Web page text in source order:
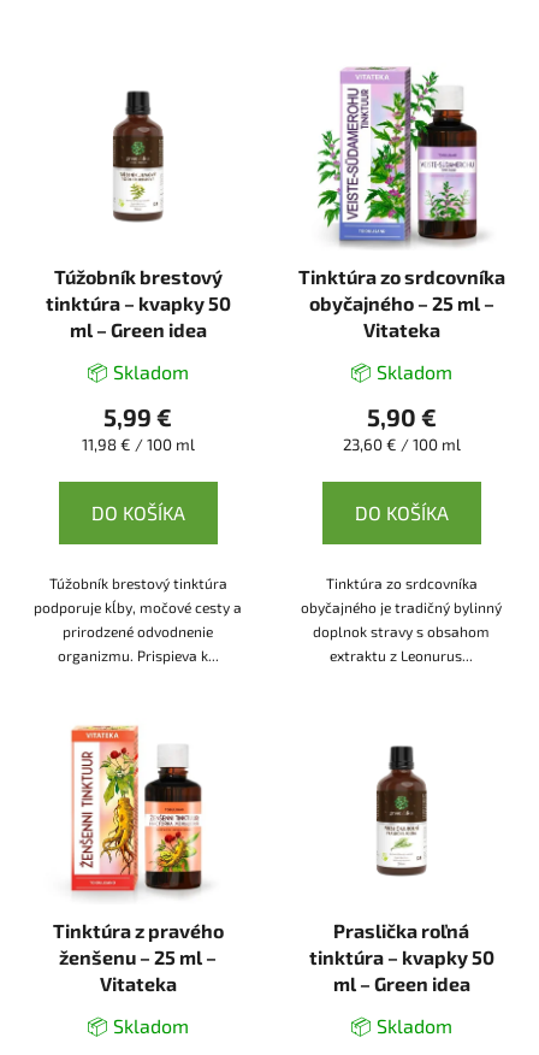
Túžobník brestový
tinktúra – kvapky 50
ml – Green idea
📦 Skladom
5,99 €
Jednotková
11,98 € / 100 ml
DO KOŠÍKA
Túžobník brestový tinktúra
podporuje kĺby, močové cesty a
prirodzené odvodnenie
organizmu. Prispieva k...
Tinktúra zo srdcovníka
obyčajného – 25 ml –
Vitateka
📦 Skladom
5,90 €
Jednotková
23,60 € / 100 ml
DO KOŠÍKA
Tinktúra zo srdcovníka
obyčajného je tradičný bylinný
doplnok stravy s obsahom
extraktu z Leonurus...
Tinktúra z pravého
ženšenu – 25 ml –
Vitateka
📦 Skladom
Praslička roľná
tinktúra – kvapky 50
ml – Green idea
📦 Skladom